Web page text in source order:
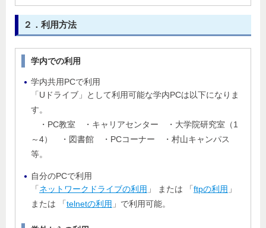
２．利用方法
学内での利用
学内共用PCで利用
「Uドライブ」として利用可能な学内PCは以下になりま
す。
・PC教室 ・キャリアセンター ・大学院研究室（1
～4） ・図書館 ・PCコーナー ・村山キャンパス
等。
自分のPCで利用
「ネットワークドライブの利用 」 または 「ftpの利用 」
または 「telnetの利用 」で利用可能。